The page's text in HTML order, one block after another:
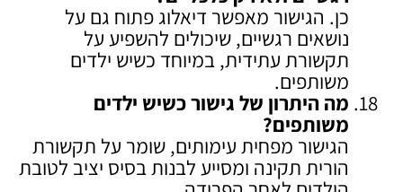
כן. הגישור מאפשר דיאלוג פתוח גם על
נושאים רגשיים, שיכולים להשפיע על
תקשורת עתידית, במיוחד כשיש ילדים
משותפים.
מה היתרון של גישור כשיש ילדים
משותפים?
הגישור מפחית עימותים, שומר על תקשורת
הורית תקינה ומסייע לבנות בסיס יציב לטובת